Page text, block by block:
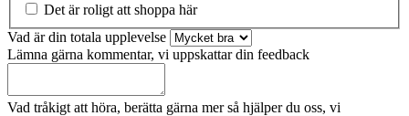
Det är roligt att shoppa här
Vad är din totala upplevelse
Lämna gärna kommentar, vi uppskattar din feedback
Vad tråkigt att höra, berätta gärna mer så hjälper du oss, vi